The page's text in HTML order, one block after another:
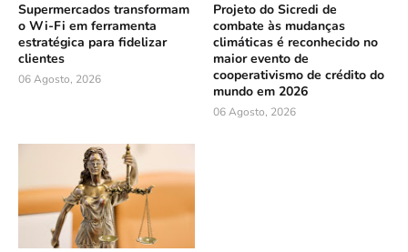
Supermercados transformam
o Wi-Fi em ferramenta
estratégica para fidelizar
clientes
06 Agosto, 2026
Projeto do Sicredi de
combate às mudanças
climáticas é reconhecido no
maior evento de
cooperativismo de crédito do
mundo em 2026
06 Agosto, 2026